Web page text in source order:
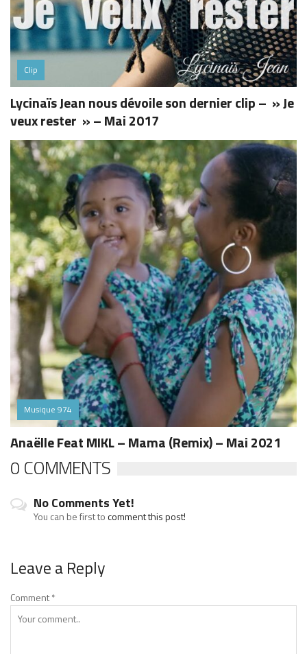
Clip
Lycinaïs Jean nous dévoile son dernier clip – » Je
veux rester » – Mai 2017
Musique 974
Anaëlle Feat MIKL – Mama (Remix) – Mai 2021
0 COMMENTS
No Comments Yet!
You can be first tocomment this post!
Leave a Reply
Comment*